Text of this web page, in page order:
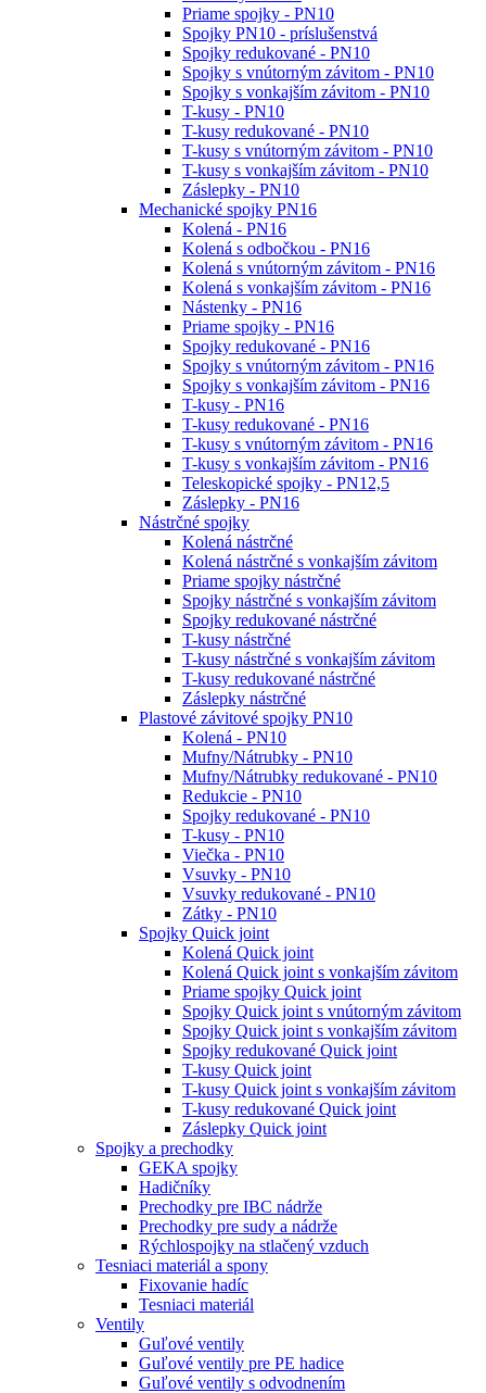
Priame spojky - PN10
Spojky PN10 - príslušenstvá
Spojky redukované - PN10
Spojky s vnútorným závitom - PN10
Spojky s vonkajším závitom - PN10
T-kusy - PN10
T-kusy redukované - PN10
T-kusy s vnútorným závitom - PN10
T-kusy s vonkajším závitom - PN10
Záslepky - PN10
Mechanické spojky PN16
Kolená - PN16
Kolená s odbočkou - PN16
Kolená s vnútorným závitom - PN16
Kolená s vonkajším závitom - PN16
Nástenky - PN16
Priame spojky - PN16
Spojky redukované - PN16
Spojky s vnútorným závitom - PN16
Spojky s vonkajším závitom - PN16
T-kusy - PN16
T-kusy redukované - PN16
T-kusy s vnútorným závitom - PN16
T-kusy s vonkajším závitom - PN16
Teleskopické spojky - PN12,5
Záslepky - PN16
Nástrčné spojky
Kolená nástrčné
Kolená nástrčné s vonkajším závitom
Priame spojky nástrčné
Spojky nástrčné s vonkajším závitom
Spojky redukované nástrčné
T-kusy nástrčné
T-kusy nástrčné s vonkajším závitom
T-kusy redukované nástrčné
Záslepky nástrčné
Plastové závitové spojky PN10
Kolená - PN10
Mufny/Nátrubky - PN10
Mufny/Nátrubky redukované - PN10
Redukcie - PN10
Spojky redukované - PN10
T-kusy - PN10
Viečka - PN10
Vsuvky - PN10
Vsuvky redukované - PN10
Zátky - PN10
Spojky Quick joint
Kolená Quick joint
Kolená Quick joint s vonkajším závitom
Priame spojky Quick joint
Spojky Quick joint s vnútorným závitom
Spojky Quick joint s vonkajším závitom
Spojky redukované Quick joint
T-kusy Quick joint
T-kusy Quick joint s vonkajším závitom
T-kusy redukované Quick joint
Záslepky Quick joint
Spojky a prechodky
GEKA spojky
Hadičníky
Prechodky pre IBC nádrže
Prechodky pre sudy a nádrže
Rýchlospojky na stlačený vzduch
Tesniaci materiál a spony
Fixovanie hadíc
Tesniaci materiál
Ventily
Guľové ventily
Guľové ventily pre PE hadice
Guľové ventily s odvodnením